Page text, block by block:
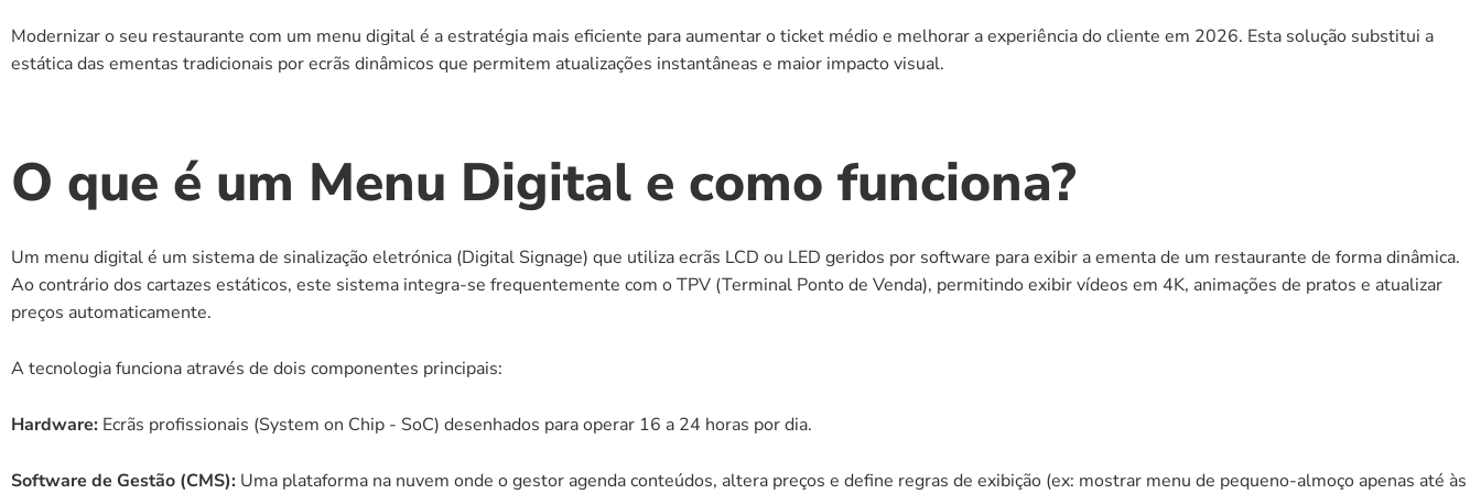
Modernizar o seu restaurante com um menu digital é a estratégia mais eficiente para aumentar o ticket médio e melhorar a experiência do cliente em 2026. Esta solução substitui a
estática das ementas tradicionais por ecrãs dinâmicos que permitem atualizações instantâneas e maior impacto visual.
O que é um Menu Digital e como funciona?
Um menu digital é um sistema de sinalização eletrónica (Digital Signage) que utiliza ecrãs LCD ou LED geridos por software para exibir a ementa de um restaurante de forma dinâmica.
Ao contrário dos cartazes estáticos, este sistema integra-se frequentemente com o TPV (Terminal Ponto de Venda), permitindo exibir vídeos em 4K, animações de pratos e atualizar
preços automaticamente.
A tecnologia funciona através de dois componentes principais:
Hardware: Ecrãs profissionais (System on Chip - SoC) desenhados para operar 16 a 24 horas por dia.
Software de Gestão (CMS): Uma plataforma na nuvem onde o gestor agenda conteúdos, altera preços e define regras de exibição (ex: mostrar menu de pequeno-almoço apenas até às